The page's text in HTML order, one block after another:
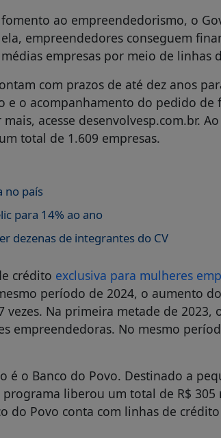
ao empreendedorismo, o
empreendedores conseguem
empresas por meio de linhas
com prazos de até dez anos
e o acompanhamento do pedido de
acesse desenvolvesp.com.br.
total de 1.609 empresas.
no país
para 14% ao ano
dezenas de integrantes do CV
crédito exclusiva para mulheres
período de 2024, o aumento
Na primeira metade de 2023,
empreendedoras. No mesmo
é o Banco do Povo. Destinado a
liberou um total de R$ 305
do Povo conta com linhas de